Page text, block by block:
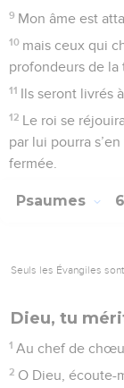
9 Mon âme est
10 mais ceux qui
profondeurs de la
11 Ils seront livrés
12 Le roi se
par lui pourra
fermée.
Psaumes
Seuls les Évangiles
Dieu, tu
1 Au chef de
2 O Dieu, écoute-